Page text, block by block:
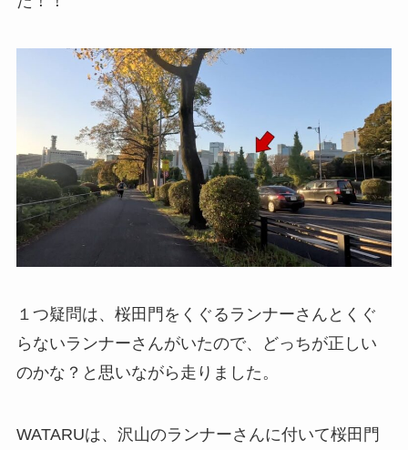
１つ疑問は、桜田門をくぐるランナーさんとくぐ
らないランナーさんがいたので、どっちが正しい
のかな？と思いながら走りました。
WATARUは、沢山のランナーさんに付いて桜田門